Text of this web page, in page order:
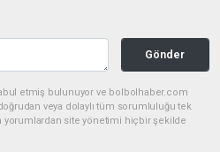
Gönder
etmiş bulunuyor ve bolbolhaber.com
veya dolaylı tüm sorumluluğu tek
yorumlardan site yönetimi hiçbir şekilde